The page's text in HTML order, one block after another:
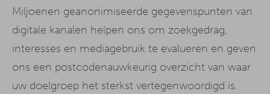
Miljoenen geanonimiseerde gegevenspunten van
digitale kanalen helpen ons om zoekgedrag,
interesses en mediagebruik te evalueren en geven
ons een postcodenauwkeurig overzicht van waar
uw doelgroep het sterkst vertegenwoordigd is.